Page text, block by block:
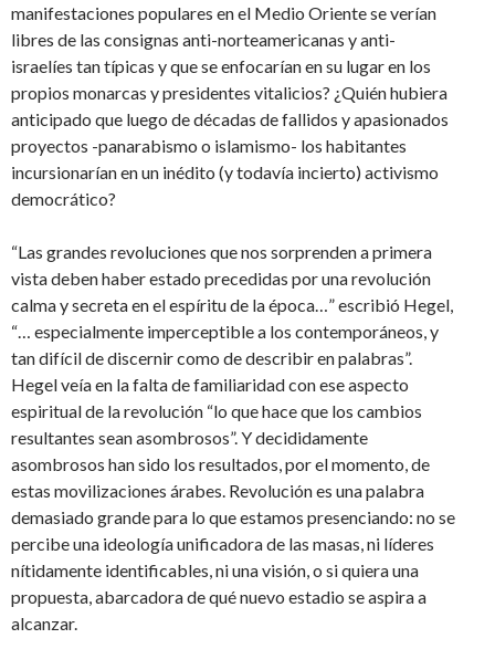
manifestaciones populares en el Medio Oriente se verían
libres de las consignas anti-norteamericanas y anti-
israelíes tan típicas y que se enfocarían en su lugar en los
propios monarcas y presidentes vitalicios? ¿Quién hubiera
anticipado que luego de décadas de fallidos y apasionados
proyectos -panarabismo o islamismo- los habitantes
incursionarían en un inédito (y todavía incierto) activismo
democrático?
“Las grandes revoluciones que nos sorprenden a primera
vista deben haber estado precedidas por una revolución
calma y secreta en el espíritu de la época…” escribió Hegel,
“… especialmente imperceptible a los contemporáneos, y
tan difícil de discernir como de describir en palabras”.
Hegel veía en la falta de familiaridad con ese aspecto
espiritual de la revolución “lo que hace que los cambios
resultantes sean asombrosos”. Y decididamente
asombrosos han sido los resultados, por el momento, de
estas movilizaciones árabes. Revolución es una palabra
demasiado grande para lo que estamos presenciando: no se
percibe una ideología unificadora de las masas, ni líderes
nítidamente identificables, ni una visión, o si quiera una
propuesta, abarcadora de qué nuevo estadio se aspira a
alcanzar.